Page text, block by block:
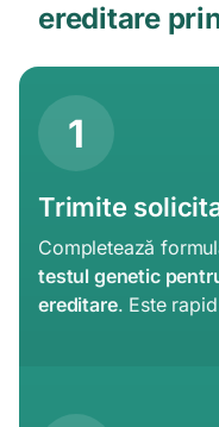
ereditare
1
Trimite
Completează
testul genetic
ereditare. Este